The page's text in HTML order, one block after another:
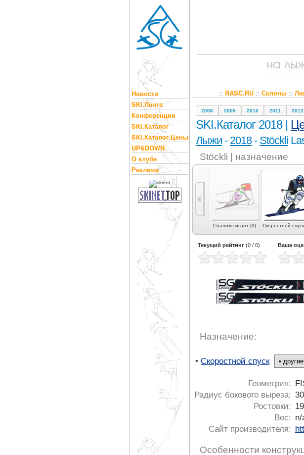
Новости
SKI.Лента
Конференции
SKI.Каталог
SKI.Каталог.Цены
UP&DOWN
О клубе
Реклама
:: RASC.RU:: Склоны::
2008 2009 2010 2011 2012
SKI.Каталог 2018 |
Лыжи - 2018- Stöckli
Stöckli | назначение
Слалом (3) Слалом-гигант (3) Скоростной
Текущий рейтинг (0 / 0) Ваша
Назначение:
• Скоростной спуск
Геометрия:
Радиус бокового выреза:
Ростовки:
Вес:
n/
Сайт производителя:
Особенности